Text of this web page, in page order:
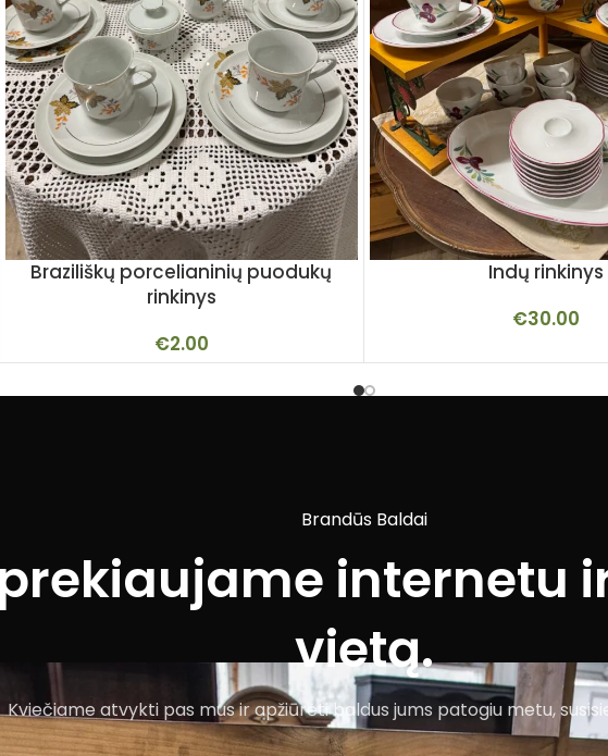
Braziliškų porcelianinių puodukų
rinkinys
€2.00
Indų rinkinys
€30.00
Brandūs Baldai
internetu
vietą.
Kviečiame atvykti pas mus ir apžiūrėti baldus jums patogiu metu,